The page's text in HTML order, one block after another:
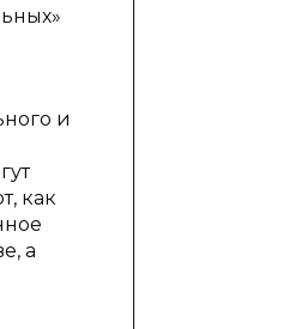
и
как
а